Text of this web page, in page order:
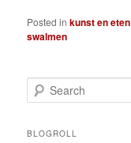
Posted in kunst en eten
swalmen
e
rBLOGROLL